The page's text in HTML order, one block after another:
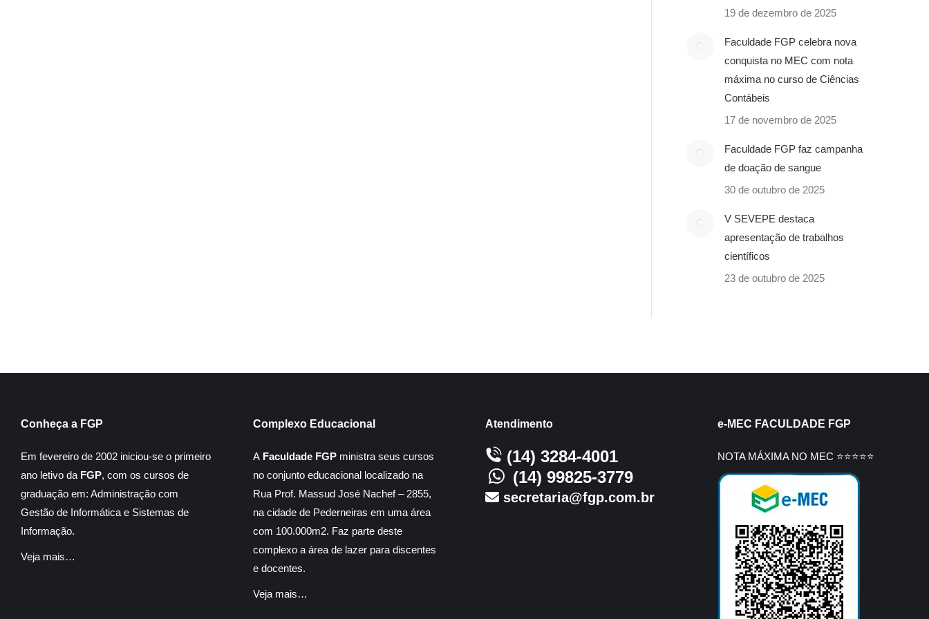
19 de dezembro de 2025
Faculdade FGP celebra nova
conquista no MEC com nota
máxima no curso de Ciências
Contábeis
17 de novembro de 2025
Faculdade FGP faz campanha
de doação de sangue
30 de outubro de 2025
V SEVEPE destaca
apresentação de trabalhos
científicos
23 de outubro de 2025
Conheça a FGP
Em fevereiro de 2002 iniciou-se o primeiro
ano letivo da FGP, com os cursos de
graduação em: Administração com
Gestão de Informática e Sistemas de
Informação.
Veja mais…
Complexo Educacional
A Faculdade FGP ministra seus cursos
no conjunto educacional localizado na
Rua Prof. Massud José Nachef – 2855,
na cidade de Pederneiras em uma área
com 100.000m2. Faz parte deste
complexo a área de lazer para discentes
e docentes.
Veja mais…
Atendimento
(14) 3284-4001
(14) 99825-3779
secretaria@fgp.com.br
e-MEC FACULDADE FGP
NOTA MÁXIMA NO MEC ⭐⭐⭐⭐⭐